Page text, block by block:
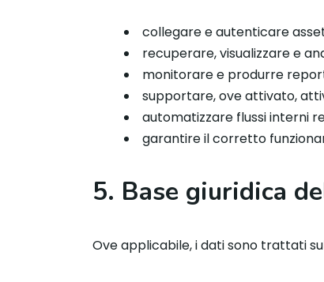
collegare e autenticare
recuperare, visualizzare e
monitorare e produrre
supportare, ove attivato,
automatizzare flussi interni
garantire il corretto
5. Base giuridica
Ove applicabile, i dati sono trattati